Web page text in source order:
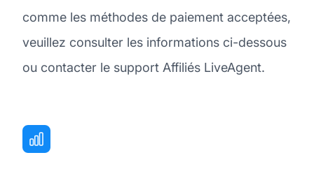
comme les méthodes de paiement acceptées,
veuillez consulter les informations ci-dessous
ou contacter le support Affiliés LiveAgent.